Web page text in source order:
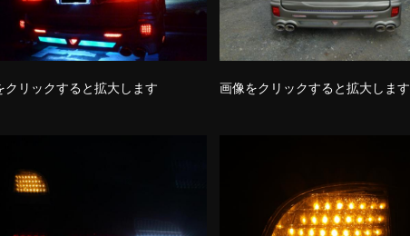
クリックすると拡大します 画像をクリックすると拡大します